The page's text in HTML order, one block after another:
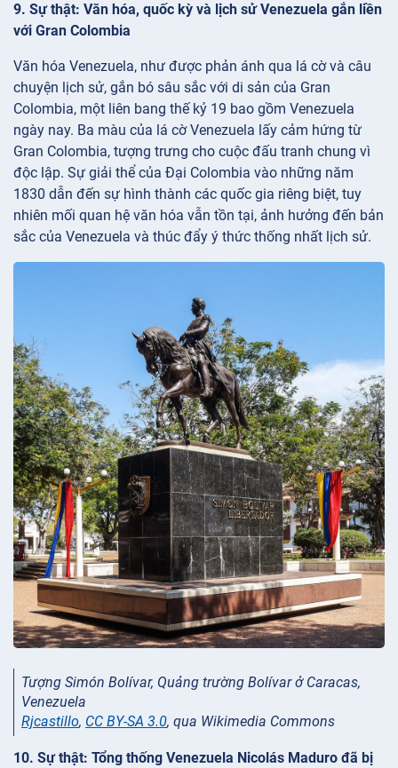
9. Sự thật: Văn hóa, quốc kỳ và lịch sử Venezuela gắn liền
với Gran Colombia
Văn hóa Venezuela, như được phản ánh qua lá cờ và câu
chuyện lịch sử, gắn bó sâu sắc với di sản của Gran
Colombia, một liên bang thế kỷ 19 bao gồm Venezuela
ngày nay. Ba màu của lá cờ Venezuela lấy cảm hứng từ
Gran Colombia, tượng trưng cho cuộc đấu tranh chung vì
độc lập. Sự giải thể của Đại Colombia vào những năm
1830 dẫn đến sự hình thành các quốc gia riêng biệt, tuy
nhiên mối quan hệ văn hóa vẫn tồn tại, ảnh hưởng đến bản
sắc của Venezuela và thúc đẩy ý thức thống nhất lịch sử.
Tượng Simón Bolívar, Quảng trường Bolívar ở Caracas,
Venezuela
Rjcastillo, CC BY-SA 3.0, qua Wikimedia Commons
10. Sự thật: Tổng thống Venezuela Nicolás Maduro đã bị